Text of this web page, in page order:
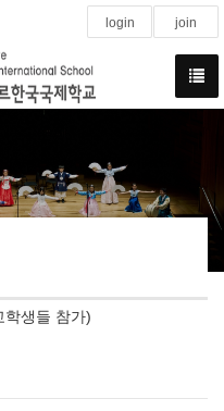
login join
학생들 참가)